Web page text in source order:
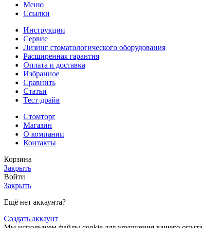
Меню
Ссылки
Инструкции
Сервис
Лизинг стоматологического оборудования
Расширенная гарантия
Оплата и доставка
Избранное
Сравнить
Статьи
Тест-драйв
Стомторг
Магазин
О компании
Контакты
Корзина
Закрыть
Войти
Закрыть
Ещё нет аккаунта?
Создать аккаунт